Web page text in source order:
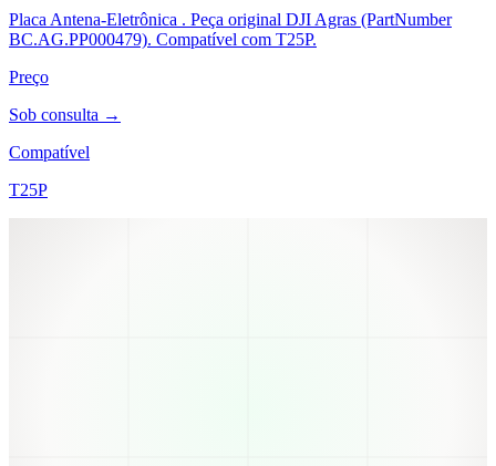
Placa Antena-Eletrônica . Peça original DJI Agras (PartNumber
BC.AG.PP000479). Compatível com T25P.
Preço
Sob consulta →
Compatível
T25P